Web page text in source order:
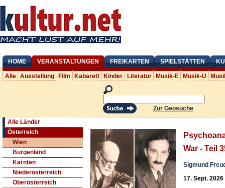
HOME VERANSTALTUNGEN FREIKARTEN SPIELSTÄTTEN
Alle Ausstellung Film Kabarett Kinder Literatur Musik-E Musik-U
Zur Geosuche
Alle Länder
Österreich
Wien
Burgenland
Kärnten
Niederösterreich
Oberösterreich
War - Teil
Sigmund
17. Sept. 2026